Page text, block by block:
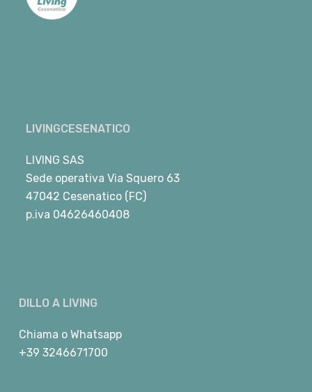
LIVINGCESENATICO
LIVING SAS
Sede operativa Via Squero 63
47042 Cesenatico (FC)
p.iva 04626460408
DILLO A LIVING
Chiama o Whatsapp
+39 3246671700